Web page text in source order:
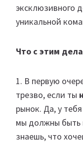
эксклюзивного
уникальной
Что с этим
1. В первую
трезво, если ты
рынок. Да, у
мы должны быть
знаешь, что